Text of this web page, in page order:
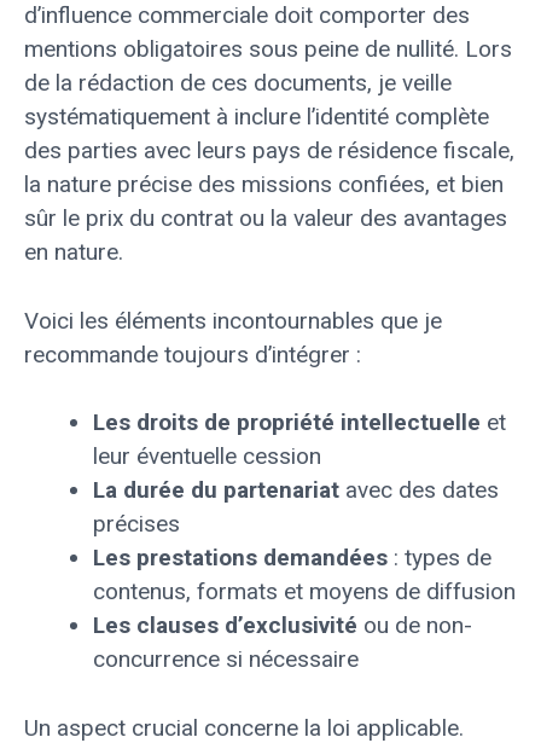
d’influence commerciale doit comporter des
mentions obligatoires sous peine de nullité. Lors
de la rédaction de ces documents, je veille
systématiquement à inclure l’identité complète
des parties avec leurs pays de résidence fiscale,
la nature précise des missions confiées, et bien
sûr le prix du contrat ou la valeur des avantages
en nature.
Voici les éléments incontournables que je
recommande toujours d’intégrer :
Les droits de propriété intellectuelle et
leur éventuelle cession
La durée du partenariat avec des dates
précises
Les prestations demandées : types de
contenus, formats et moyens de diffusion
Les clauses d’exclusivité ou de non-
concurrence si nécessaire
Un aspect crucial concerne la loi applicable.